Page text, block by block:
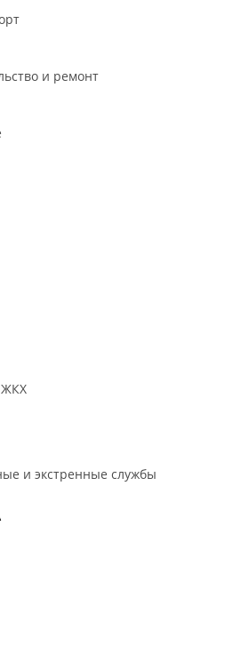
и ремонт
ЖКХ
и экстренные службы